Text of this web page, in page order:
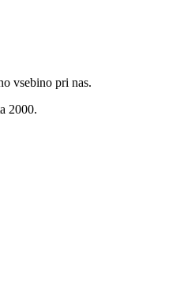
vsebino pri nas.
2000.